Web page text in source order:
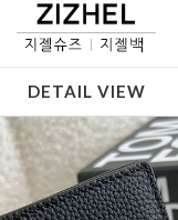
DETAIL VIEW